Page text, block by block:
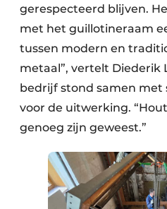
gerespecteerd blijven.
met het guillotineraam
tussen modern en
metaal”, vertelt Diederik
bedrijf stond samen met
voor de uitwerking.
genoeg zijn geweest.”